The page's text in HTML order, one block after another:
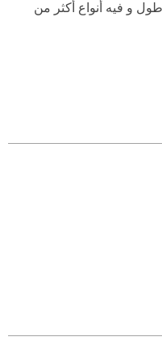
و فيه أنواع أكثر من